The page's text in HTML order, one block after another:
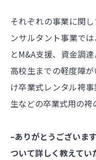
それぞれの事業に関
ンサルタント事業で
とM&A支援、資金調
高校生までの軽度障
け卒業式レンタル袴
生などの卒業式用の袴
–ありがとうございま
ついて詳しく教えてい